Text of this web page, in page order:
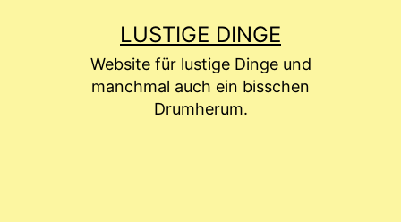
LUSTIGE DINGE
Website für lustige Dinge und
manchmal auch ein bisschen
Drumherum.